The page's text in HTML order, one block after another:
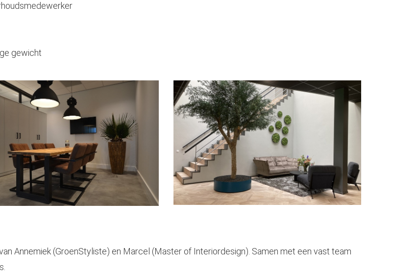
gewicht
Annemiek (GroenStyliste) en Marcel (Master of Interiordesign). Samen met een vast team